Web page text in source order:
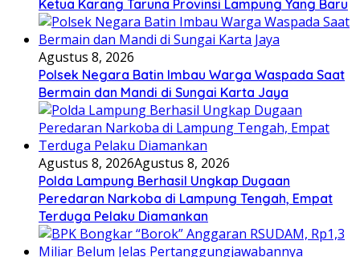
Ketua Karang Taruna Provinsi Lampung Yang Baru
Agustus 8, 2026
Polsek Negara Batin Imbau Warga Waspada Saat
Bermain dan Mandi di Sungai Karta Jaya
Agustus 8, 2026Agustus 8, 2026
Polda Lampung Berhasil Ungkap Dugaan
Peredaran Narkoba di Lampung Tengah, Empat
Terduga Pelaku Diamankan